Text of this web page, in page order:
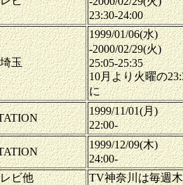
23:30-24:00
玉
1999/01/06(水)
-2000/02/29(火)
25:05-25:35
10月より火曜の
に
1999/11/01(月)
22:00-
1999/12/09(木)
24:00-
ビ他
TV神奈川は毎週